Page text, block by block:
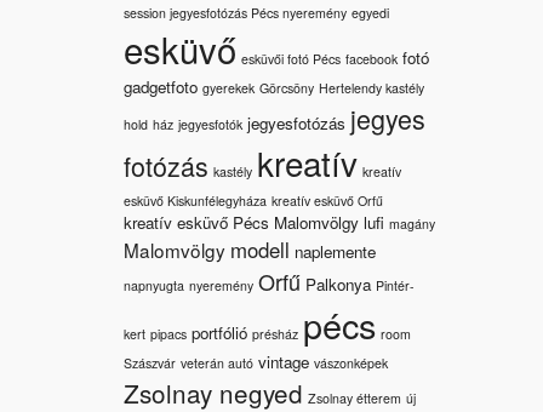
session jegyesfotózás Pécs nyeremény egyedi
esküvő esküvői fotó Pécs facebook fotó
gadgetfoto gyerekek Görcsöny Hertelendy kastély
hold ház jegyesfotók jegyesfotózás jegyes
fotózás kastély kreatív kreatív
esküvő Kiskunfélegyháza kreatív esküvő Orfű
kreatív esküvő Pécs Malomvölgy lufi magány
Malomvölgy modell naplemente
napnyugta nyeremény Orfű Palkonya Pintér-
kert pipacs portfólió présház pécs room
Szászvár veterán autó vintage vászonképek
Zsolnay negyed Zsolnay étterem új